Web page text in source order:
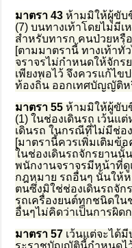
มาตรา 43ห้ามมิให้ผู้ขับ
(7) บนทางเท้าโดยไม่มี
สำหรับทารก คนป่วยหรื
[ตามมาตรานี้ ทางเท้าทั่
จราจรไม่กำหนดให้จักร
เพียงพอไว้ จึงควรแก้ไข
ท้องถิ่น ออกเทศบัญญัติห
มาตรา 55ห้ามมิให้ผู้ขับ
(1) ในช่องเดินรถ เว้นแ
เดินรถ ในกรณีที่ไม่มีช่อ
[มาตรานี้ควรเพิ่มเติมข้
ในช่องเดินรถจักรยานนั้
พนักงานจราจรมีหน้าที่ดู
กฎหมาย รถอื่นๆ นั้นให้
ตนซึ่งมิใช่ช่องเดินรถจัก
รถเครื่องยนต์ทุกชนิดใน
อื่นๆไม่คิดว่าเป็นการผิด
มาตรา 57 เว้นแต่จะได้
ระราชบัญญัตินี้กำหนดไ